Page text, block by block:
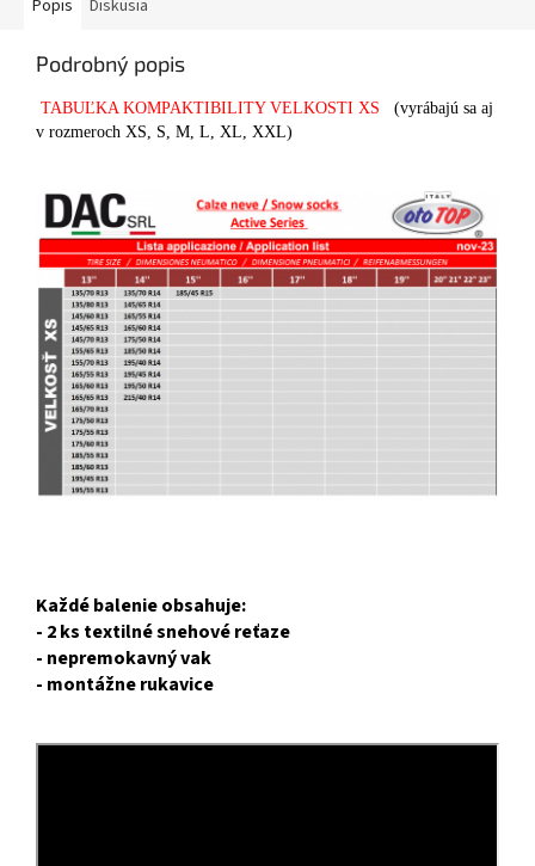
Popis Diskusia
Podrobný popis
TABUĽKA KOMPAKTIBILITY VELKOSTI XS
(vyrábajú sa aj
v rozmeroch XS, S, M, L, XL, XXL)
Každé balenie obsahuje:
- 2 ks textilné snehové reťaze
- nepremokavný vak
- montážne rukavice